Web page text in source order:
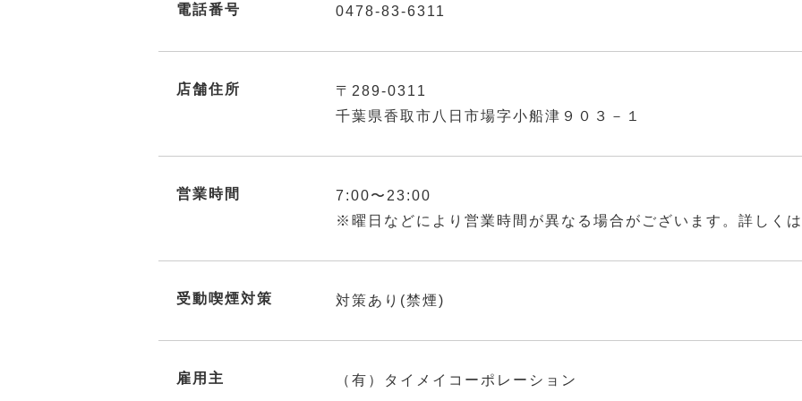
電話番号 0478-83-6311
店舗住所
〒289-0311
千葉県香取市八日市場字小船津９０３－１
営業時間
7:00〜23:00
※曜日などにより営業時間が異なる場合がございます。詳しく
受動喫煙対策 対策あり(禁煙)
雇用主 （有）タイメイコーポレーション